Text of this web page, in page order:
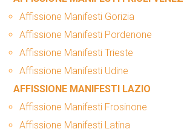
Affissione Manifesti Gorizia
Affissione Manifesti Pordenone
Affissione Manifesti Trieste
Affissione Manifesti Udine
AFFISSIONE MANIFESTI LAZIO
Affissione Manifesti Frosinone
Affissione Manifesti Latina